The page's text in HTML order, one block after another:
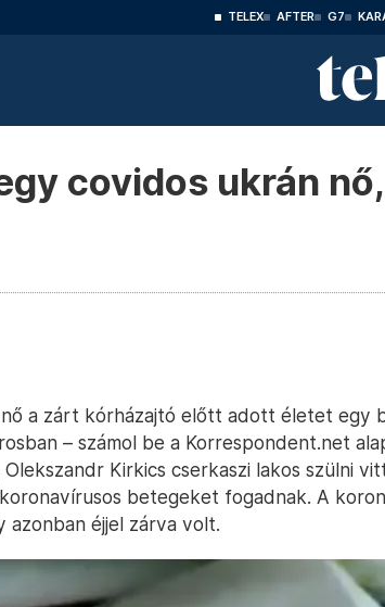
TELEX AFTER G7
covidos ukrán
a zárt kórházajtó előtt adott életet egy
– számol be a Korrespondent.net
Kirkics cserkaszi lakos szülni
betegeket fogadnak. A
éjjel zárva volt.